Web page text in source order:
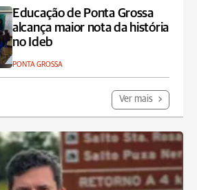
Educação de Ponta Grossa
alcança maior nota da história
no Ideb
PONTA GROSSA
Ver mais